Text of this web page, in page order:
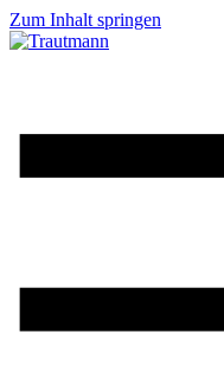
Zum Inhalt springen